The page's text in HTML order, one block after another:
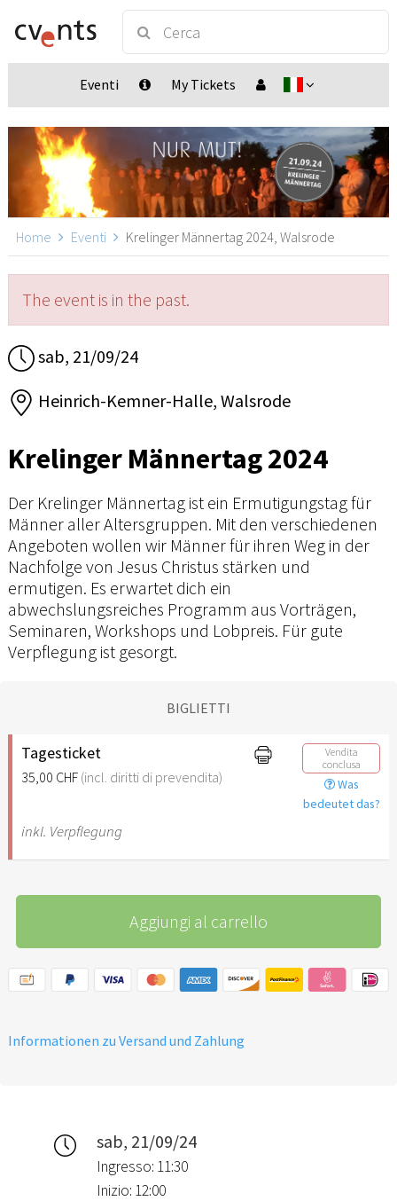
Eventi My Tickets
Home Eventi Krelinger Männertag 2024, Walsrode
The event is in the past.
sab, 21/09/24
Heinrich-Kemner-Halle, Walsrode
Krelinger Männertag 2024
Der Krelinger Männertag ist ein Ermutigungstag für
Männer aller Altersgruppen. Mit den verschiedenen
Angeboten wollen wir Männer für ihren Weg in der
Nachfolge von Jesus Christus stärken und
ermutigen. Es erwartet dich ein
abwechslungsreiches Programm aus Vorträgen,
Seminaren, Workshops und Lobpreis. Für gute
Verpflegung ist gesorgt.
BIGLIETTI
Tagesticket
35,00 CHF (incl. diritti di prevendita)
Vendita
conclusa
Was
bedeutet das?
inkl. Verpflegung
Aggiungi al carrello
Informationen zu Versand und Zahlung
sab, 21/09/24
Ingresso: 11:30
Inizio: 12:00